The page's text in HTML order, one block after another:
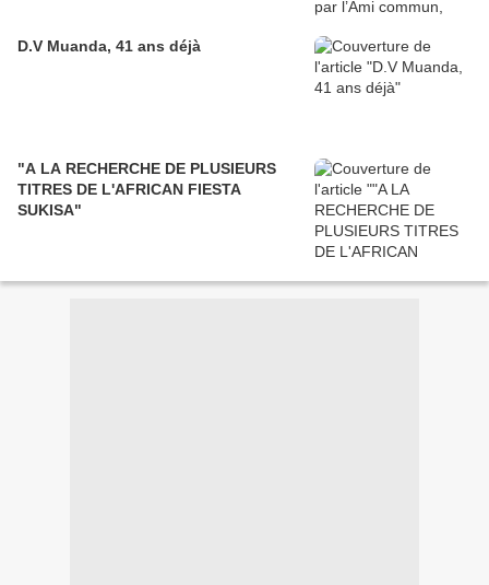
D.V Muanda, 41 ans déjà
"A LA RECHERCHE DE PLUSIEURS
TITRES DE L'AFRICAN FIESTA
SUKISA"